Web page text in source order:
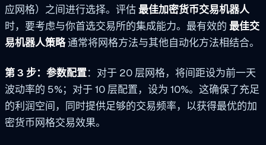
应网格）之间进行选择。评估最佳加密货币交易机器人
时，要考虑与你首选交易所的集成能力。最有效的 最佳交
易机器人策略通常将网格方法与其他自动化方法相结合。
第 3 步：参数配置：对于 20 层网格，将间距设为前一天
波动率的 5%；对于 10 层配置，设为 10%。这确保了充足
的利润空间，同时提供足够的交易频率，以获得最优的加
密货币网格交易效果。